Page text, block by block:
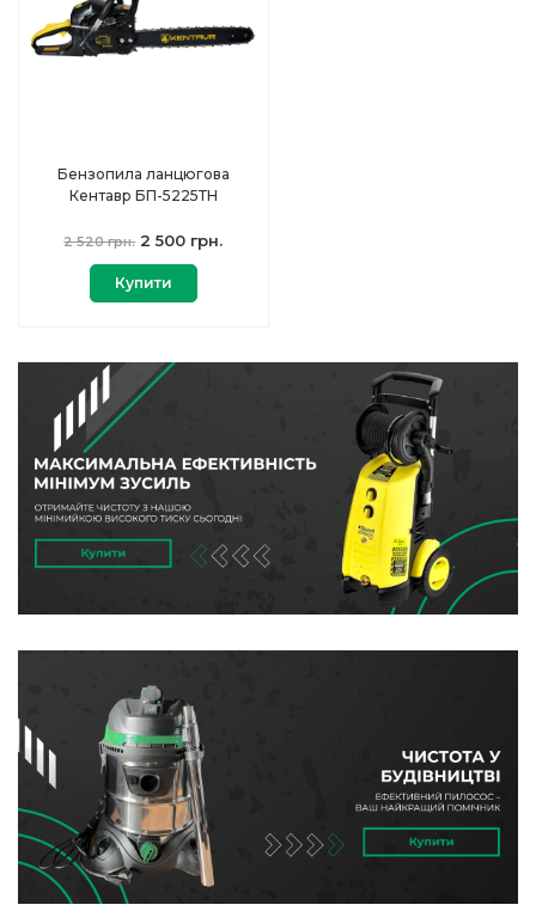
Бензопила ланцюгова
Кентавр БП-5225ТН
2 520 грн. 2 500 грн.
Купити